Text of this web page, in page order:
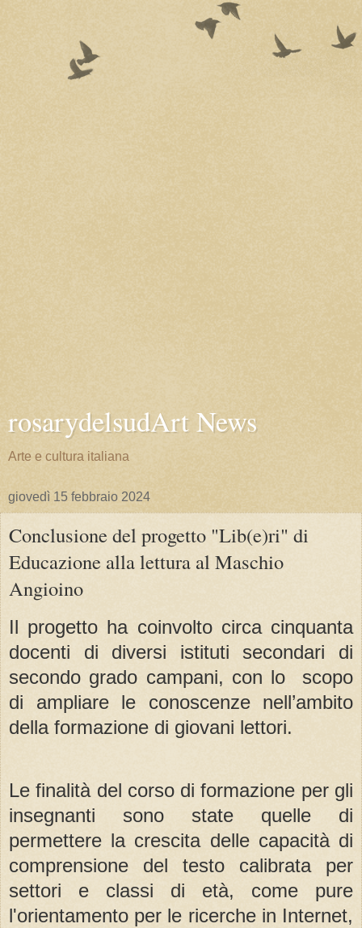
rosarydelsudArt News
Arte e cultura italiana
giovedì 15 febbraio 2024
Conclusione del progetto "Lib(e)ri" di
Educazione alla lettura al Maschio
Angioino
Il progetto ha coinvolto circa cinquanta
docenti di diversi istituti secondari di
secondo grado campani, con lo scopo
di ampliare le conoscenze nell’ambito
della formazione di giovani lettori.
Le finalità del corso di formazione per gli
insegnanti sono state quelle di
permettere la crescita delle capacità di
comprensione del testo calibrata per
settori e classi di età, come pure
l'orientamento per le ricerche in Internet,